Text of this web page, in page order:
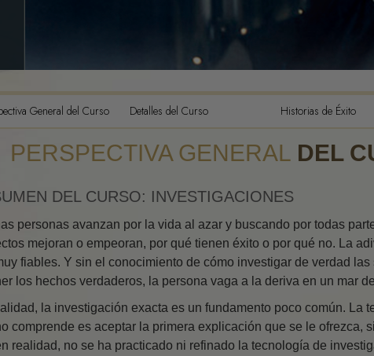
Los Componentes de
Comprensión
Las Dinámicas de la
La Ética y las
Publicas
Investigaciones
El Matrimonio
Soluciones para un
Peligroso
Objetivos y metas
General del Curso Detalles del Curso Historias de Éxito
PERSPECTIVA GENERAL DEL
DEL CURSO: INVESTIGACIONES
personas avanzan por la vida al azar y buscando por todas
mejoran o empeoran, por qué tienen éxito o por qué no. La
fiables. Y sin el conocimiento de cómo investigar de verdad
los hechos verdaderos, la persona vaga a la deriva en un mar
la investigación exacta es un fundamento poco común. La
comprende es aceptar la primera explicación que se le ofrezca,
realidad, no se ha practicado ni refinado la tecnología de